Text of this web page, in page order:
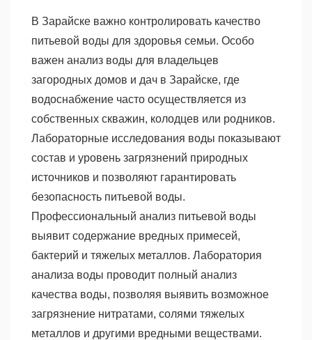
В Зарайске важно контролировать качество
питьевой воды для здоровья семьи. Особо
важен анализ воды для владельцев
загородных домов и дач в Зарайске, где
водоснабжение часто осуществляется из
собственных скважин, колодцев или родников.
Лабораторные исследования воды показывают
состав и уровень загрязнений природных
источников и позволяют гарантировать
безопасность питьевой воды.
Профессиональный анализ питьевой воды
выявит содержание вредных примесей,
бактерий и тяжелых металлов. Лаборатория
анализа воды проводит полный анализ
качества воды, позволяя выявить возможное
загрязнение нитратами, солями тяжелых
металлов и другими вредными веществами.